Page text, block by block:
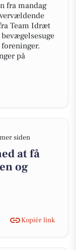
fra mandag
Team Idræt
på
siden
at få
og
Kopiér link